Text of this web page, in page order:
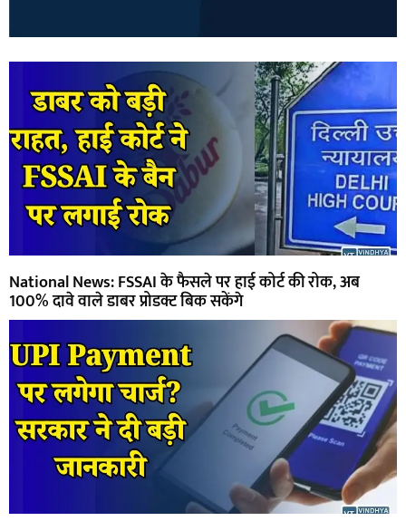
National News: FSSAI के फैसले पर हाई कोर्ट की रोक, अब
100% दावे वाले डाबर प्रोडक्ट बिक सकेंगे